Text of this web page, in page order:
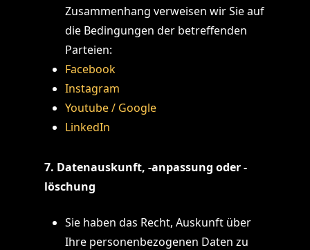
Zusammenhang verweisen wir Sie auf
die Bedingungen der betreffenden
Parteien:
Facebook
Instagram
Youtube / Google
LinkedIn
7. Datenauskunft, -anpassung oder -
löschung
Sie haben das Recht, Auskunft über
Ihre personenbezogenen Daten zu